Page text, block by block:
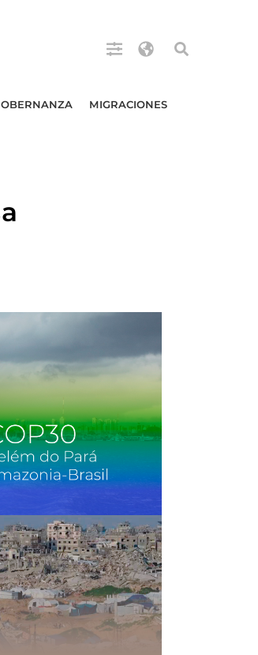
MIGRACIONES